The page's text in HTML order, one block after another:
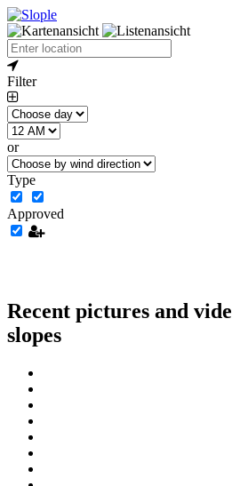
Filter
or
Type
Approved
Recent pictures and
slopes